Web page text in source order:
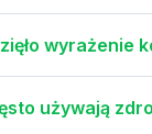
wyrażenie
używają